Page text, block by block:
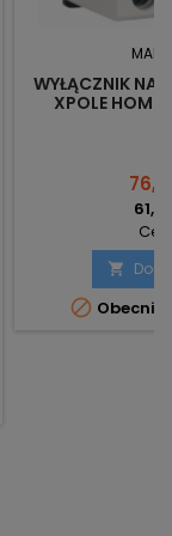
WYŁĄCZNIK
XPOLE

